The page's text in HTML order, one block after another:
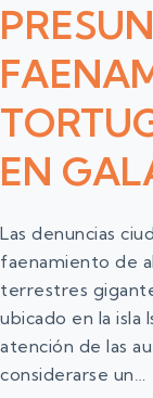
EN
Las denuncias
faenamiento de
terrestres
ubicado en la isla
atención de las
considerarse un…